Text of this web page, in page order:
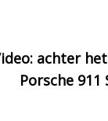
achter
Porsche 911